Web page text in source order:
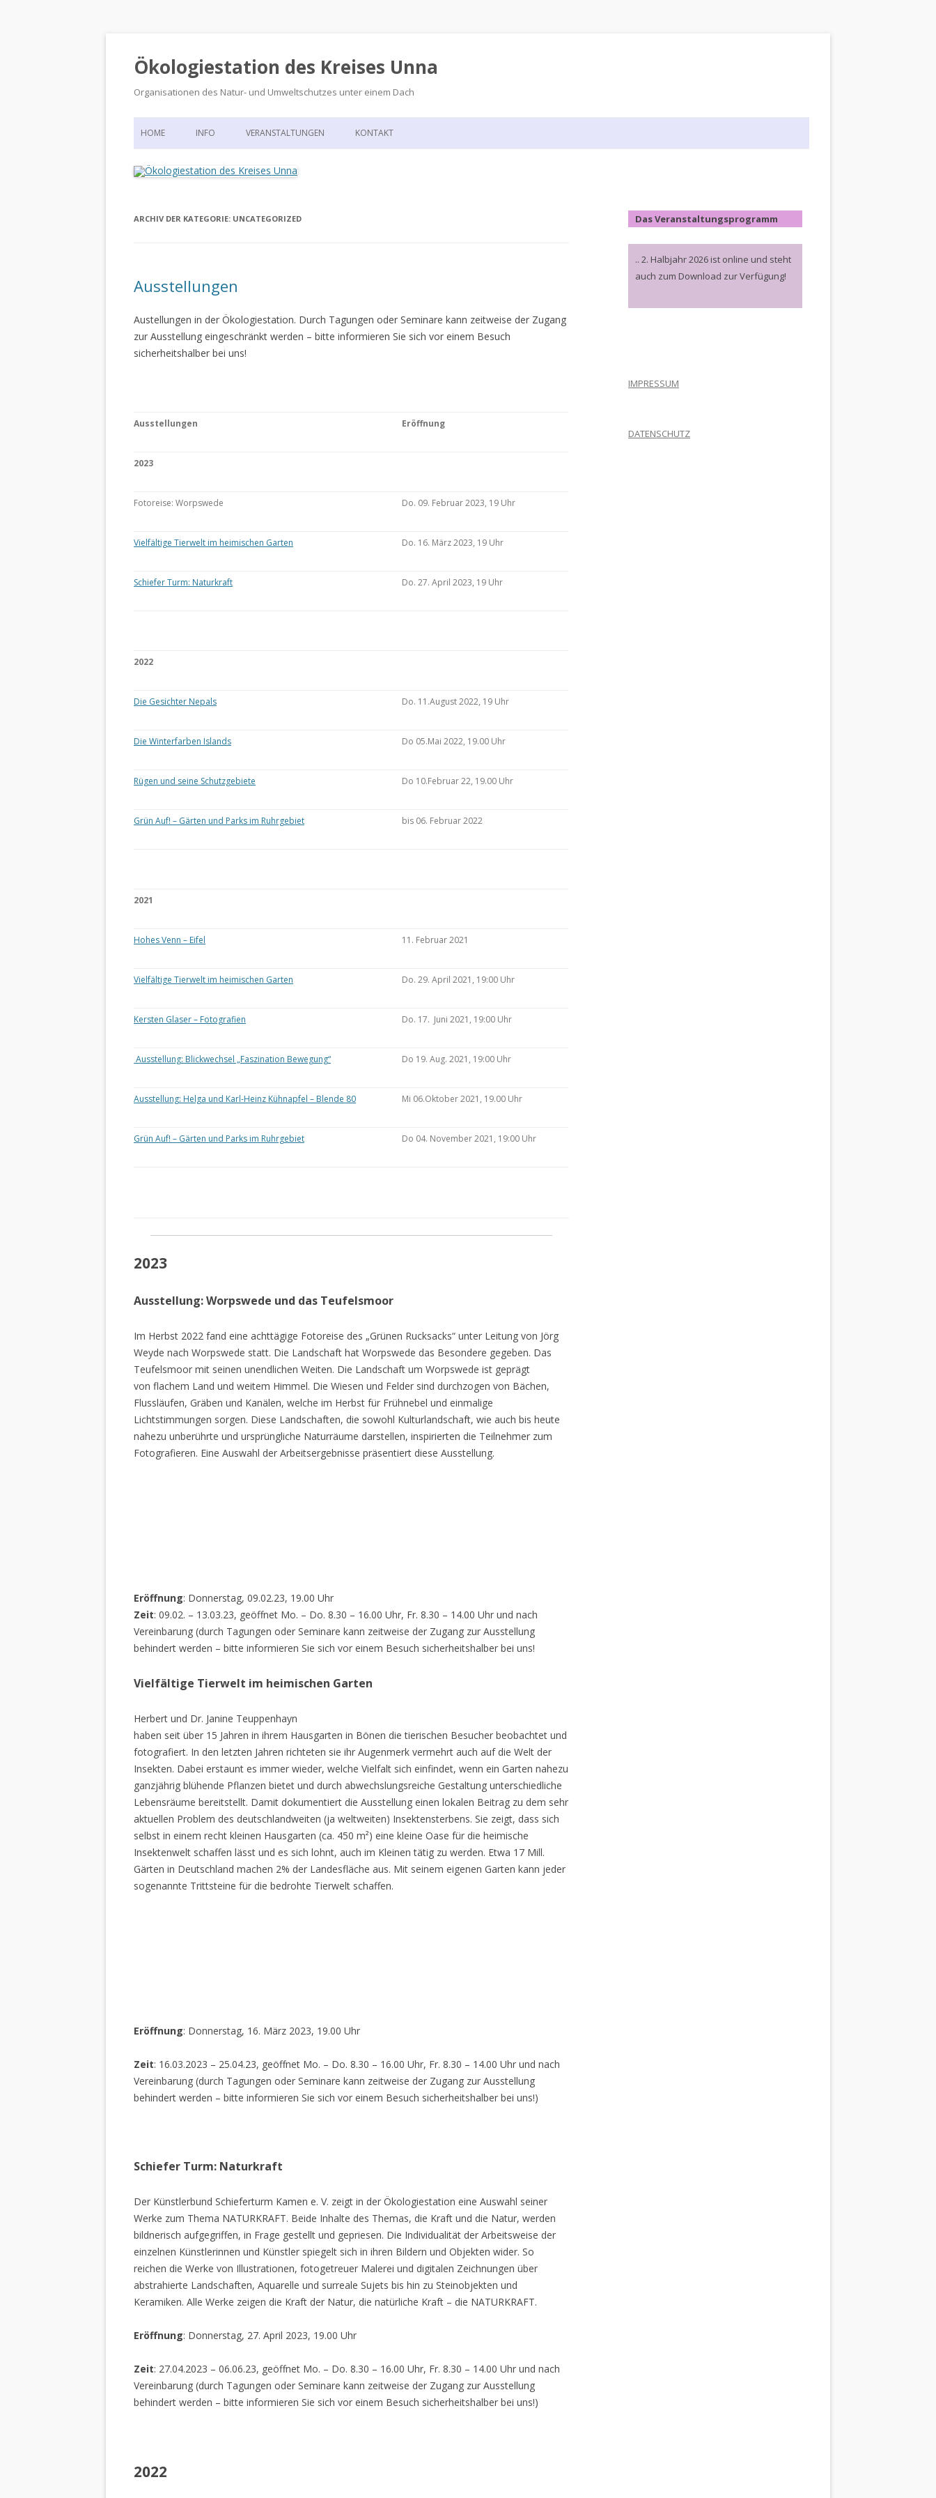
Ökologiestation des Kreises Unna
Organisationen des Natur- und Umweltschutzes unter einem Dach
Zum
HOME INFO VERANSTALTUNGEN KONTAKT
ARCHIV DER KATEGORIE: UNCATEGORIZED
Ausstellungen
Austellungen in der Ökologiestation. Durch Tagungen oder Seminare kann zeitweise der Zugang
zur Ausstellung eingeschränkt werden – bitte informieren Sie sich vor einem Besuch
sicherheitshalber bei uns!
Ausstellungen Eröffnung
2023
Fotoreise: Worpswede Do. 09. Februar 2023, 19 Uhr
Vielfältige Tierwelt im heimischen Garten Do. 16. März 2023, 19 Uhr
Schiefer Turm: Naturkraft Do. 27. April 2023, 19 Uhr
2022
Die Gesichter Nepals Do. 11.August 2022, 19 Uhr
Die Winterfarben Islands Do 05.Mai 2022, 19.00 Uhr
Rügen und seine Schutzgebiete Do 10.Februar 22, 19.00 Uhr
Grün Auf! – Gärten und Parks im Ruhrgebiet bis 06. Februar 2022
2021
Hohes Venn – Eifel 11. Februar 2021
Vielfältige Tierwelt im heimischen Garten Do. 29. April 2021, 19:00 Uhr
Kersten Glaser – Fotografien Do. 17. Juni 2021, 19:00 Uhr
Ausstellung: Blickwechsel „Faszination Bewegung“ Do 19. Aug. 2021, 19:00 Uhr
Ausstellung: Helga und Karl-Heinz Kühnapfel – Blende 80 Mi 06.Oktober 2021, 19.00 Uhr
Grün Auf! – Gärten und Parks im Ruhrgebiet Do 04. November 2021, 19:00 Uhr
2023
Ausstellung: Worpswede und das Teufelsmoor
Im Herbst 2022 fand eine achttägige Fotoreise des „Grünen Rucksacks“ unter Leitung von Jörg
Weyde nach Worpswede statt. Die Landschaft hat Worpswede das Besondere gegeben. Das
Teufelsmoor mit seinen unendlichen Weiten. Die Landschaft um Worpswede ist geprägt
von flachem Land und weitem Himmel. Die Wiesen und Felder sind durchzogen von Bächen,
Flussläufen, Gräben und Kanälen, welche im Herbst für Frühnebel und einmalige
Lichtstimmungen sorgen. Diese Landschaften, die sowohl Kulturlandschaft, wie auch bis heute
nahezu unberührte und ursprüngliche Naturräume darstellen, inspirierten die Teilnehmer zum
Fotografieren. Eine Auswahl der Arbeitsergebnisse präsentiert diese Ausstellung.
Eröffnung: Donnerstag, 09.02.23, 19.00 Uhr
Zeit: 09.02. – 13.03.23, geöffnet Mo. – Do. 8.30 – 16.00 Uhr, Fr. 8.30 – 14.00 Uhr und nach
Vereinbarung (durch Tagungen oder Seminare kann zeitweise der Zugang zur Ausstellung
behindert werden – bitte informieren Sie sich vor einem Besuch sicherheitshalber bei uns!
Vielfältige Tierwelt im heimischen Garten
Herbert und Dr. Janine Teuppenhayn
haben seit über 15 Jahren in ihrem Hausgarten in Bönen die tierischen Besucher beobachtet und
fotografiert. In den letzten Jahren richteten sie ihr Augenmerk vermehrt auch auf die Welt der
Insekten. Dabei erstaunt es immer wieder, welche Vielfalt sich einfindet, wenn ein Garten nahezu
ganzjährig blühende Pflanzen bietet und durch abwechslungsreiche Gestaltung unterschiedliche
Lebensräume bereitstellt. Damit dokumentiert die Ausstellung einen lokalen Beitrag zu dem sehr
aktuellen Problem des deutschlandweiten (ja weltweiten) Insektensterbens. Sie zeigt, dass sich
selbst in einem recht kleinen Hausgarten (ca. 450 m²) eine kleine Oase für die heimische
Insektenwelt schaffen lässt und es sich lohnt, auch im Kleinen tätig zu werden. Etwa 17 Mill.
Gärten in Deutschland machen 2% der Landesfläche aus. Mit seinem eigenen Garten kann jeder
sogenannte Trittsteine für die bedrohte Tierwelt schaffen.
Eröffnung: Donnerstag, 16. März 2023, 19.00 Uhr
Zeit: 16.03.2023 – 25.04.23, geöffnet Mo. – Do. 8.30 – 16.00 Uhr, Fr. 8.30 – 14.00 Uhr und nach
Vereinbarung (durch Tagungen oder Seminare kann zeitweise der Zugang zur Ausstellung
behindert werden – bitte informieren Sie sich vor einem Besuch sicherheitshalber bei uns!)
Schiefer Turm: Naturkraft
Der Künstlerbund Schieferturm Kamen e. V. zeigt in der Ökologiestation eine Auswahl seiner
Werke zum Thema NATURKRAFT. Beide Inhalte des Themas, die Kraft und die Natur, werden
bildnerisch aufgegriffen, in Frage gestellt und gepriesen. Die Individualität der Arbeitsweise der
einzelnen Künstlerinnen und Künstler spiegelt sich in ihren Bildern und Objekten wider. So
reichen die Werke von Illustrationen, fotogetreuer Malerei und digitalen Zeichnungen über
abstrahierte Landschaften, Aquarelle und surreale Sujets bis hin zu Steinobjekten und
Keramiken. Alle Werke zeigen die Kraft der Natur, die natürliche Kraft – die NATURKRAFT.
Eröffnung: Donnerstag, 27. April 2023, 19.00 Uhr
Zeit: 27.04.2023 – 06.06.23, geöffnet Mo. – Do. 8.30 – 16.00 Uhr, Fr. 8.30 – 14.00 Uhr und nach
Vereinbarung (durch Tagungen oder Seminare kann zeitweise der Zugang zur Ausstellung
behindert werden – bitte informieren Sie sich vor einem Besuch sicherheitshalber bei uns!)
2022
Das Veranstaltungsprogramm
.. 2. Halbjahr 2026 ist online und steht
auch zum Download zur Verfügung!
IMPRESSUM
DATENSCHUTZ